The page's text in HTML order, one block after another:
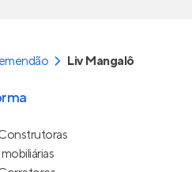
Liv Mangalô